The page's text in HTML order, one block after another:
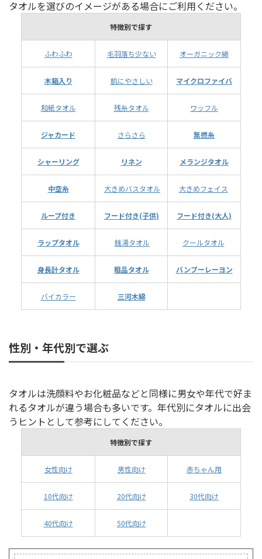
タオルを選びのイメージがある場合にご利用ください。
特徴別で探す
ふわふわ 毛羽落ち少ない オーガニック綿
木箱入り 肌にやさしい マイクロファイバ
和紙タオル 残糸タオル ワッフル
ジャカード さらさら 無撚糸
シャーリング リネン メランジタオル
中空糸 大きめバスタオル 大きめフェイス
ループ付き フード付き(子供) フード付き(大人)
ラップタオル 銭湯タオル クールタオル
身長計タオル 粗品タオル バンブーレーヨン
バイカラー 三河木綿
性別・年代別で選ぶ
タオルは洗顔料やお化粧品などと同様に男女や年代で好ま
れるタオルが違う場合も多いです。年代別にタオルに出会
うヒントとして参考にしてください。
特徴別で探す
女性向け 男性向け 赤ちゃん用
10代向け 20代向け 30代向け
40代向け 50代向け